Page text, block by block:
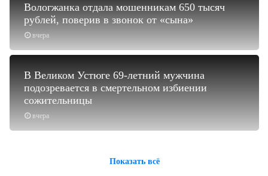
вчера
Вологжанка отдала мошенникам 650 тысяч
рублей, поверив в звонок от «сына»
вчера
В Великом Устюге 69-летний мужчина
подозревается в смертельном избиении
сожительницы
Показать всё